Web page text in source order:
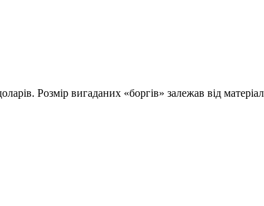
Розмір вигаданих «боргів» залежав від